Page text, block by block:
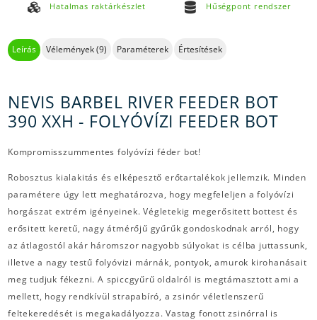
Hatalmas raktárkészlet Hűségpont rendszer
Leírás Vélemények (9) Paraméterek Értesítések
NEVIS BARBEL RIVER FEEDER BOT
390 XXH - FOLYÓVÍZI FEEDER BOT
Kompromisszummentes folyóvízi féder bot!
Robosztus kialakitás és elképesztő erőtartalékok jellemzik. Minden
paramétere úgy lett meghatározva, hogy megfeleljen a folyóvízi
horgászat extrém igényeinek. Végletekig megerősitett bottest és
erősitett keretű, nagy átmérőjű gyűrűk gondoskodnak arról, hogy
az átlagostól akár háromszor nagyobb súlyokat is célba juttassunk,
illetve a nagy testű folyóvizi márnák, pontyok, amurok kirohanásait
meg tudjuk fékezni. A spiccgyűrű oldalról is megtámasztott ami a
mellett, hogy rendkívül strapabíró, a zsinór véletlenszerű
feltekeredését is megakadályozza. Vastag fonott zsinórral is